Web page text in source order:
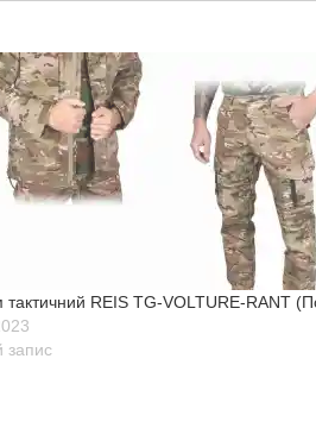
тактичний REIS TG-VOLTURE-RANT
запис